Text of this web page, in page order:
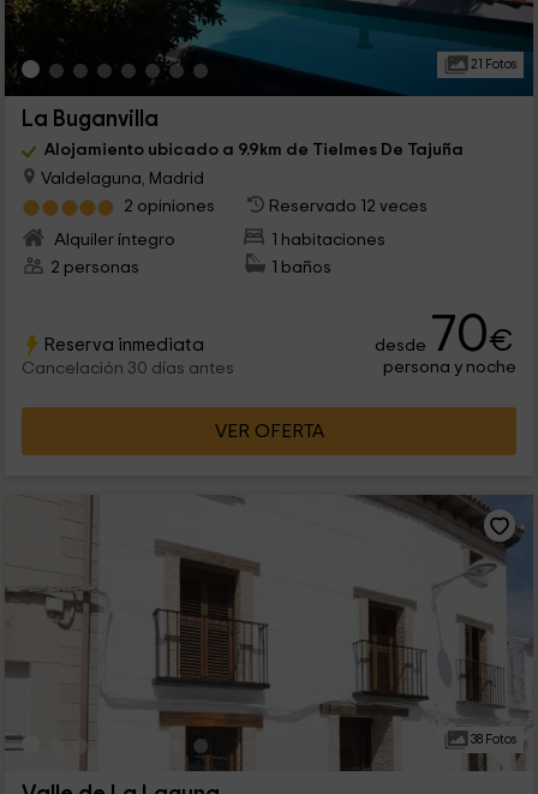
21 Fotos
La Buganvilla
Alojamiento ubicado a 9.9km de Tielmes De Tajuña
Valdelaguna, Madrid
2 opiniones
Reservado 12 veces
Alquiler íntegro
1 habitaciones
2 personas
1 baños
Reserva inmediata
Cancelación 30 días antes
desde 70€
persona y noche
VER OFERTA
38 Fotos